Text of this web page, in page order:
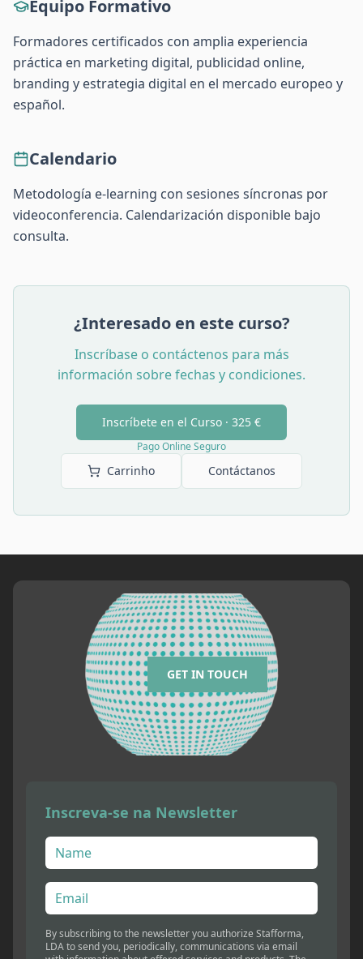
Equipo Formativo
Formadores certificados con amplia experiencia
práctica en marketing digital, publicidad online,
branding y estrategia digital en el mercado europeo y
español.
Calendario
Metodología e-learning con sesiones síncronas por
videoconferencia. Calendarización disponible bajo
consulta.
¿Interesado en este curso?
Inscríbase o contáctenos para más
información sobre fechas y condiciones.
Inscríbete en el Curso · 325 €
Pago Online Seguro
Carrinho Contáctanos
GET IN TOUCH
Inscreva-se na Newsletter
By subscribing to the newsletter you authorize Stafforma,
LDA to send you, periodically, communications via email